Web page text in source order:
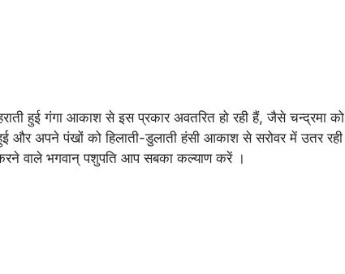
हुई गंगा आकाश से इस प्रकार अवतरित हो रही हैं, जैसे चन्द्रमा को
और अपने पंखों को हिलाती-डुलाती हंसी आकाश से सरोवर में उतर रही
वाले भगवान् पशुपति आप सबका कल्याण करें ।